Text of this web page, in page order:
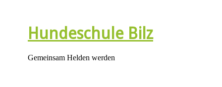
Hundeschule Bilz
Gemeinsam Helden werden